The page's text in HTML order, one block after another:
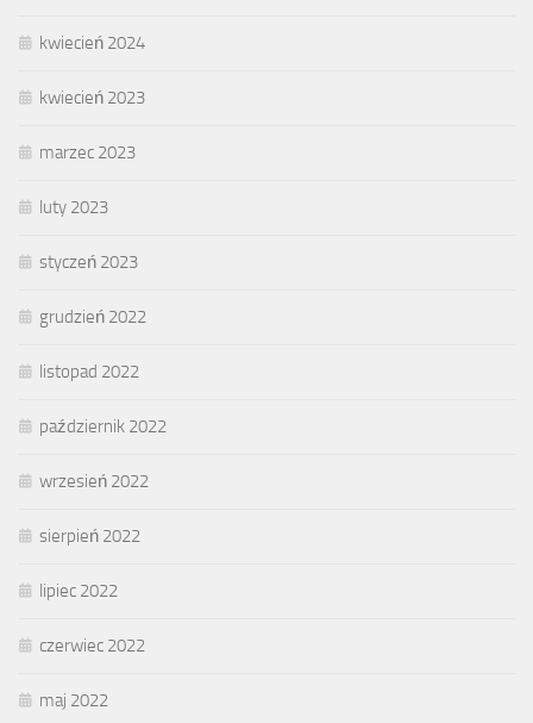
kwiecień 2024
kwiecień 2023
marzec 2023
luty 2023
styczeń 2023
grudzień 2022
listopad 2022
październik 2022
wrzesień 2022
sierpień 2022
lipiec 2022
czerwiec 2022
maj 2022